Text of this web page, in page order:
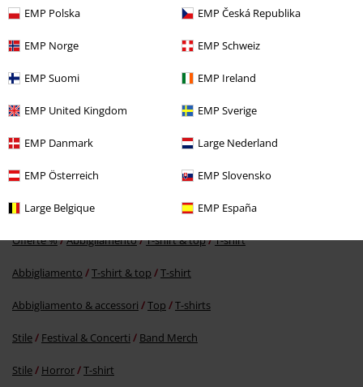
EMP Polska EMP Česká Republika
EMP Norge EMP Schweiz
EMP Suomi EMP Ireland
EMP United Kingdom EMP Sverige
EMP Danmark Large Nederland
EMP Österreich EMP Slovensko
Large Belgique EMP España
19,99 €
Altre Categorie. Altre Scelte.
Offerte % Abbigliamento T-shirt & top T-shirt
Abbigliamento T-shirt & top T-shirt
Abbigliamento & accessori Top T-shirts
Stile Festival & Concerti Band Merch
Stile Horror T-shirt